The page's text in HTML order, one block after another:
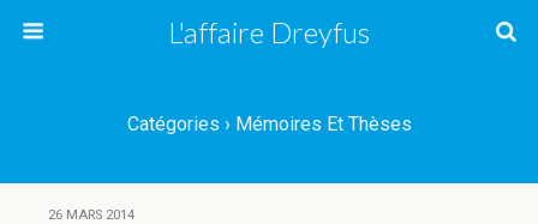
L'affaire Dreyfus
Catégories › Mémoires Et Thèses
26 MARS 2014